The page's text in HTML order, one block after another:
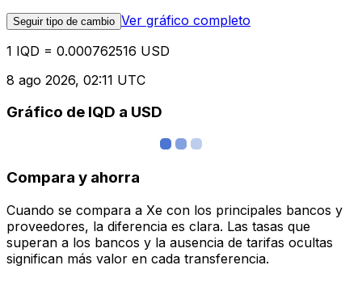
Seguir tipo de cambio Ver gráfico completo
1 IQD = 0.000762516 USD
8 ago 2026, 02:11 UTC
Gráfico de IQD a USD
Compara y ahorra
Cuando se compara a Xe con los principales bancos y
proveedores, la diferencia es clara. Las tasas que
superan a los bancos y la ausencia de tarifas ocultas
significan más valor en cada transferencia.